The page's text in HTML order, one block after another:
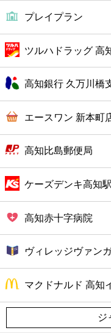
病院
ホテル
プレイプラン
ツルハドラッグ 高
高知銀行 久万川橋
エースワン 新本町
高知比島郵便局
ケーズデンキ高知
高知赤十字病院
ヴィレッジヴァン
マクドナルド 高知
ジ